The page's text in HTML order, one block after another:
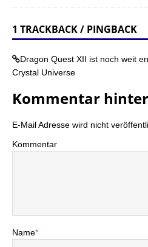
1 TRACKBACK / PINGBACK
Dragon Quest XII ist noch weit
Crystal Universe
Kommentar
E-Mail Adresse wird nicht
Kommentar
Name*